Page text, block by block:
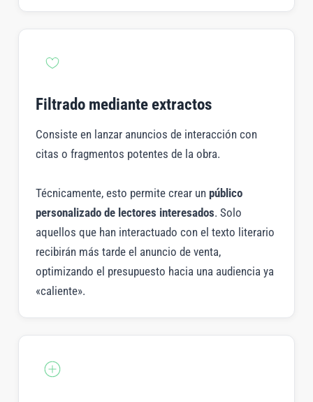
Filtrado mediante extractos
Consiste en lanzar anuncios de interacción con
citas o fragmentos potentes de la obra.
Técnicamente, esto permite crear un público
personalizado de lectores interesados. Solo
aquellos que han interactuado con el texto literario
recibirán más tarde el anuncio de venta,
optimizando el presupuesto hacia una audiencia ya
«caliente».